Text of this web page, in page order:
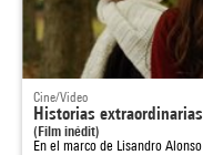
Cine/Video
Historias extraordinarias
(Film inédit)
En el marco de Lisandro Alonso